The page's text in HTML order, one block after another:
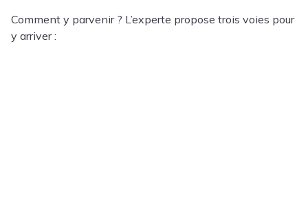
Comment y parvenir ? L’experte propose trois voies pour
y arriver :